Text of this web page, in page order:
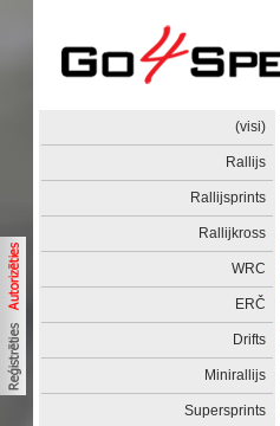
(visi)
Rallijs
Rallijsprints
Rallijkross
WRC
ERČ
Drifts
Minirallijs
Supersprints